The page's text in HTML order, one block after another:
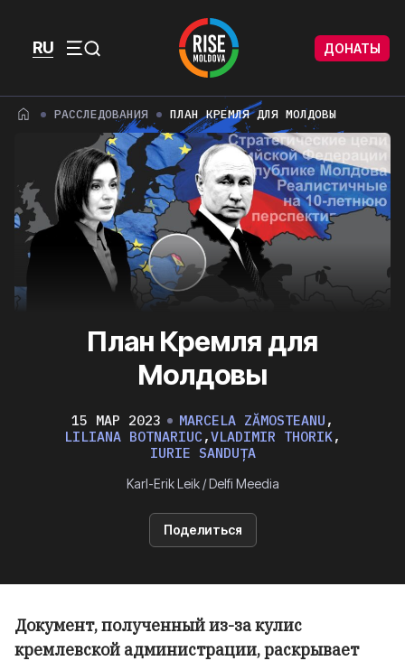
RU
ДОНАТЫ
РАССЛЕДОВАНИЯ ПЛАН КРЕМЛЯ ДЛЯ МОЛДОВЫ
План Кремля для
Молдовы
15 МАР 2023 MARCELA ZĂMOSTEANU ,
LILIANA BOTNARIUC ,VLADIMIR THORIK,
IURIE SANDUȚA
Karl-Erik Leik / Delfi Meedia
Поделиться
Документ, полученный из-за кулис
кремлевской администрации, раскрывает